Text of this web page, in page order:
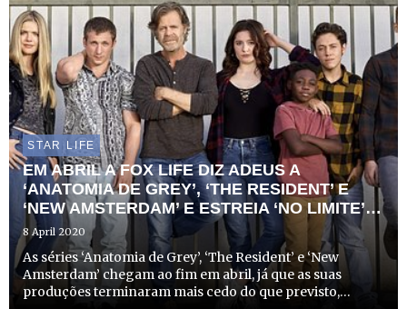
STAR LIFE
EM ABRIL A FOX LIFE DIZ ADEUS A
‘ANATOMIA DE GREY’, ‘THE RESIDENT’ E
‘NEW AMSTERDAM’ E ESTREIA ‘NO LIMITE’
10
8 April 2020
As séries ‘Anatomia de Grey’, ‘The Resident’ e ‘New
Amsterdam’ chegam ao fim em abril, já que as suas
produções terminaram mais cedo do que previsto,